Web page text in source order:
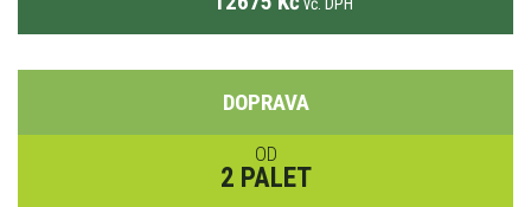
DOPRAVA
OD
2 PALET